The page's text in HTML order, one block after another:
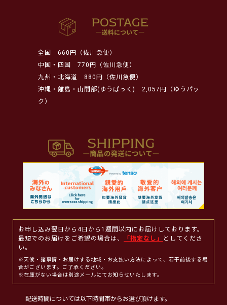
全国
660円（佐川急便）
中国・四国
770円（佐川急便）
九州・北海道
880円（佐川急便）
沖縄・離島・山間部(ゆうぱっく)
2,057円（ゆうパッ
ク）
お申し込み翌日から4日から1週間以内にお届けしております。
最短でのお届けをご希望の場合は、
「指定なし」
としてくださ
い。
※天候・諸事情・お届けする地域・お支払い方法によって、若干前後する場
合がございます。ご了承ください。
※在庫がない場合は別途メールにてお知らせいたします。
配送時間については以下時間帯からお選び頂けます。